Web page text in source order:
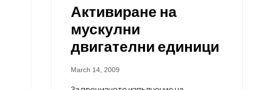
Активиране на
мускулни
двигателни единици
March 14, 2009